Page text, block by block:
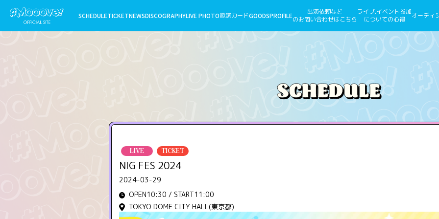
SCHEDULETICKETNEWSDISCOGRAPHYLIVE PHOTO歌詞カードGOODSPROFILE
出演依頼など
のお問い合わせはこちら
ライブ,イベント参加
についての心得
オーディ
LIVE TICKET
NIG FES 2024
2024-03-29
OPEN10:30 / START11:00
TOKYO DOME CITY HALL(東京都)